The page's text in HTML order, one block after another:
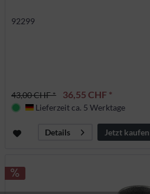
92299
43,00 CHF * 36,55 CHF *
Deutschland
Lieferzeit ca. 5 Werktage
Details Jetzt kaufen